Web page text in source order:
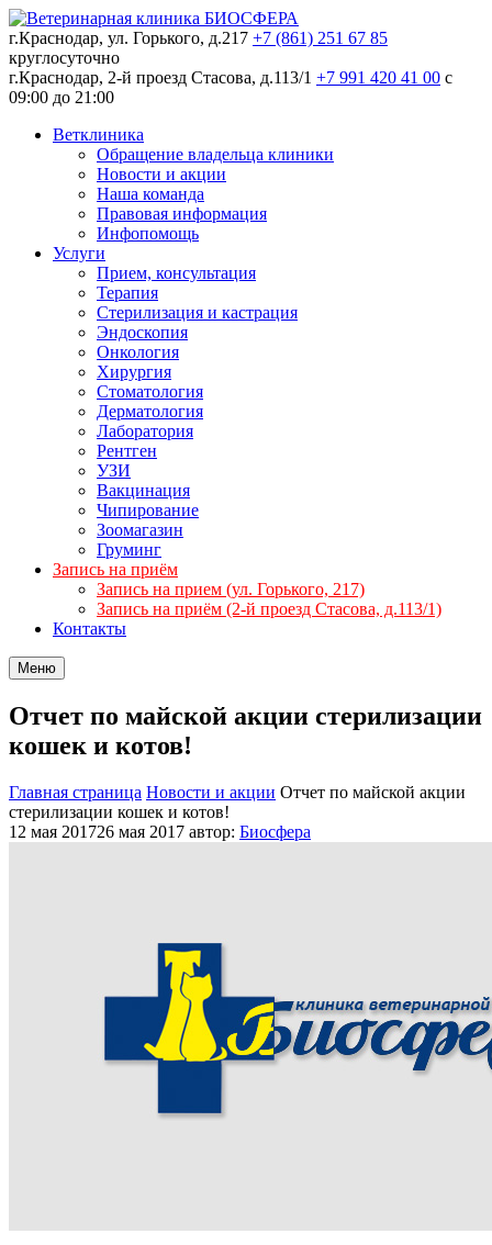
г.Краснодар, ул. Горького, д.217 +7 (861) 251 67 85
круглосуточно
г.Краснодар, 2-й проезд Стасова, д.113/1 +7 991 420 41 00 c
09:00 до 21:00
Ветклиника
Обращение владельца клиники
Новости и акции
Наша команда
Правовая информация
Инфопомощь
Услуги
Прием, консультация
Терапия
Стерилизация и кастрация
Эндоскопия
Онкология
Хирургия
Стоматология
Дерматология
Лаборатория
Рентген
УЗИ
Вакцинация
Чипирование
Зоомагазин
Груминг
Запись на приём
Запись на прием (ул. Горького, 217)
Запись на приём (2-й проезд Стасова, д.113/1)
Контакты
Меню
Отчет по майской акции стерилизации
кошек и котов!
Главная страница Новости и акции Отчет по майской акции
стерилизации кошек и котов!
12 мая 201726 мая 2017 автор: Биосфера